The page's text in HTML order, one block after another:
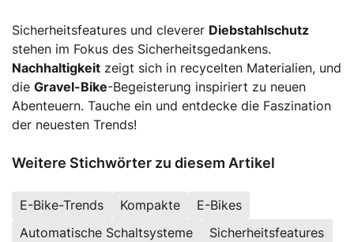
Sicherheitsfeatures und cleverer Diebstahlschutz
stehen im Fokus des Sicherheitsgedankens.
Nachhaltigkeit zeigt sich in recycelten Materialien, und
die Gravel-Bike-Begeisterung inspiriert zu neuen
Abenteuern. Tauche ein und entdecke die Faszination
der neuesten Trends!
Weitere Stichwörter zu diesem Artikel
E-Bike-Trends Kompakte
E-Bikes
Automatische Schaltsysteme
Sicherheitsfeatures